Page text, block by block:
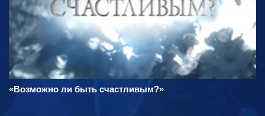
«Возможно ли быть счастливым?»